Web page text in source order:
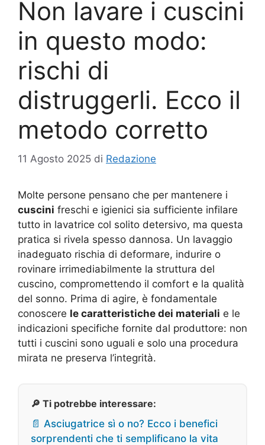
Non lavare i cuscini
in questo modo:
rischi di
distruggerli. Ecco il
metodo corretto
11 Agosto 2025 di Redazione
Molte persone pensano che per mantenere i
cuscini freschi e igienici sia sufficiente infilare
tutto in lavatrice col solito detersivo, ma questa
pratica si rivela spesso dannosa. Un lavaggio
inadeguato rischia di deformare, indurire o
rovinare irrimediabilmente la struttura del
cuscino, compromettendo il comfort e la qualità
del sonno. Prima di agire, è fondamentale
conoscere le caratteristiche dei materiali e le
indicazioni specifiche fornite dal produttore: non
tutti i cuscini sono uguali e solo una procedura
mirata ne preserva l’integrità.
🔎 Ti potrebbe interessare:
📄 Asciugatrice sì o no? Ecco i benefici
sorprendenti che ti semplificano la vita